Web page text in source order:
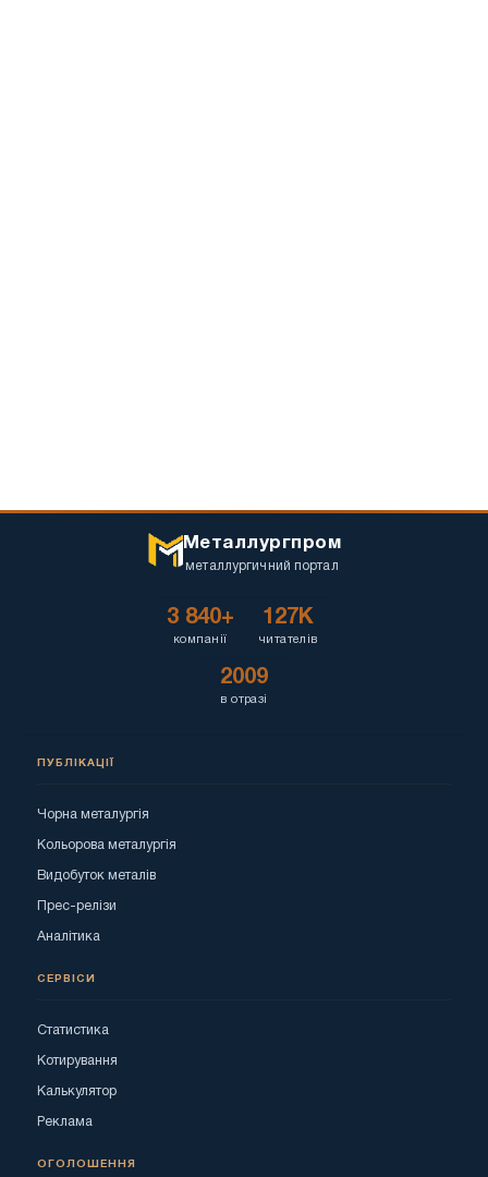
Металлургпром
металлургичний портал
3 840+
компанії
127K
читателів
2009
в отразі
ПУБЛІКАЦІЇ
Чорна металургія
Кольорова металургія
Видобуток металів
Прес-релізи
Аналітика
СЕРВІСИ
Статистика
Котирування
Калькулятор
Реклама
ОГОЛОШЕННЯ